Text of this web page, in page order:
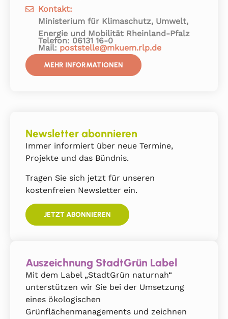
Kontakt:
Ministerium für Klimaschutz, Umwelt,
Energie und Mobilität Rheinland-Pfalz
Telefon: 06131 16-0
Mail: poststelle@mkuem.rlp.de
MEHR INFORMATIONEN
Newsletter abonnieren
Immer informiert über neue Termine,
Projekte und das Bündnis.
Tragen Sie sich jetzt für unseren
kostenfreien Newsletter ein.
JETZT ABONNIEREN
Auszeichnung StadtGrün Label
Mit dem Label „StadtGrün naturnah“
unterstützen wir Sie bei der Umsetzung
eines ökologischen
Grünflächenmanagements und zeichnen